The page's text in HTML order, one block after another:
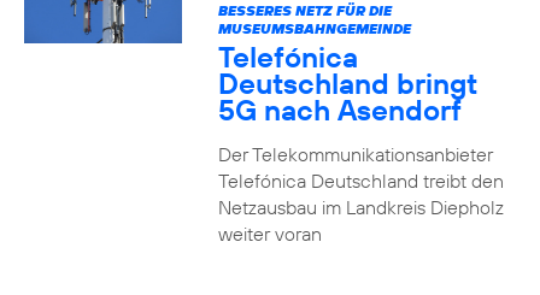
BESSERES NETZ FÜR DIE
MUSEUMSBAHNGEMEINDE
Telefónica
Deutschland bringt
5G nach Asendorf
Der Telekommunikationsanbieter
Telefónica Deutschland treibt den
Netzausbau im Landkreis Diepholz
weiter voran